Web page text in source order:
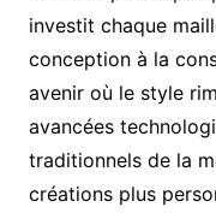
investit chaque
conception à la
avenir où le style
avancées
traditionnels de la
créations plus